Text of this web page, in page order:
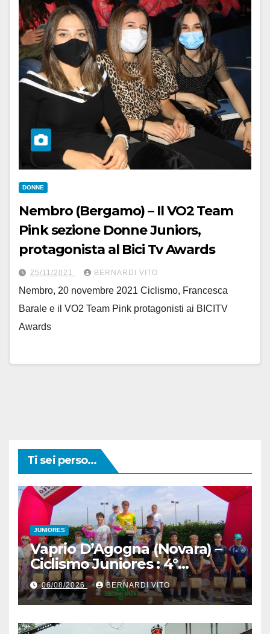
DONNE
Nembro (Bergamo) – Il VO2 Team
Pink sezione Donne Juniors,
protagonista al Bici Tv Awards
25/11/2021 BERNARDI VITO
Nembro, 20 novembre 2021 Ciclismo, Francesca
Barale e il VO2 Team Pink protagonisti ai BICITV
Awards
Ti sei perso...
JUNIORES
Vaprio D’Agogna (Novara) –
Ciclismo Juniores : 4°
Memorial Pippo Fallarini al
valsusano Graziano Paolo
Marangon (Team Guerrini –
Senaghese)
06/08/2026 BERNARDI VITO